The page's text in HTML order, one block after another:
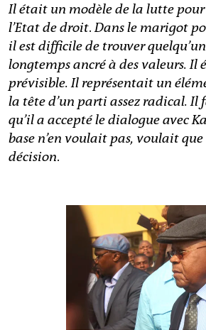
Il était un modèle de la lutte
l’Etat de droit.Dans le marigot
il est difficile de trouver
longtemps ancré à des valeurs. Il
prévisible. Il représentait un
la tête d’un parti assez radical. Il
qu’il a accepté le dialogue avec
base n’en voulait pas, voulait que
décision.